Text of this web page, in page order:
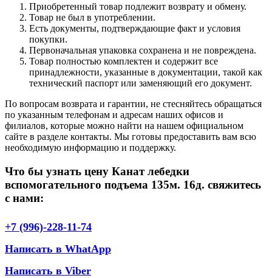
Приобретенный товар подлежит возврату и обмену.
Товар не был в употреблении.
Есть документы, подтверждающие факт и условия
покупки.
Первоначальная упаковка сохранена и не повреждена.
Товар полностью комплектен и содержит все
принадлежности, указанные в документации, такой как
технический паспорт или заменяющий его документ.
По вопросам возврата и гарантии, не стесняйтесь обращаться
по указанным телефонам и адресам наших офисов и
филиалов, которые можно найти на нашем официальном
сайте в разделе контакты. Мы готовы предоставить вам всю
необходимую информацию и поддержку.
Что бы узнать цену Канат лебедки
вспомогательного подъема 135м. 16д. свяжитесь
с нами:
+7 (996)-228-11-74
Написать в WhatApp
Написать в Viber